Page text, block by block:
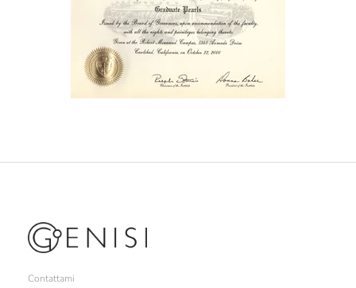
Contattami